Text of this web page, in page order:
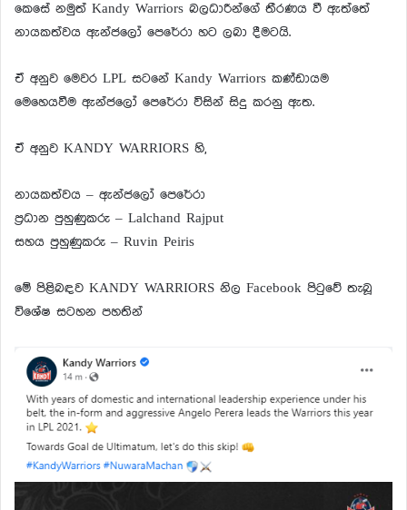
කෙසේ නමුත් Kandy Warriors බලධාරීන්ගේ තීරණය වී ඇත්තේ
නායකත්වය ඇන්ජලෝ පෙරේරා හට ලබා දීමටයි.
ඒ අනුව මෙවර LPL සටනේ Kandy Warriors කණ්ඩායම
මෙහෙයවීම ඇන්ජලෝ පෙරේරා විසින් සිදු කරනු ඇත.
ඒ අනුව KANDY WARRIORS හි,
නායකත්වය – ඇන්ජලෝ පෙරේරා
ප්‍රධාන පුහුණුකරු – Lalchand Rajput
සහය පුහුණුකරු – Ruvin Peiris
මේ පිළිබඳව KANDY WARRIORS නිල Facebook පිටුවේ තැබූ
විශේෂ සටහන පහතින්